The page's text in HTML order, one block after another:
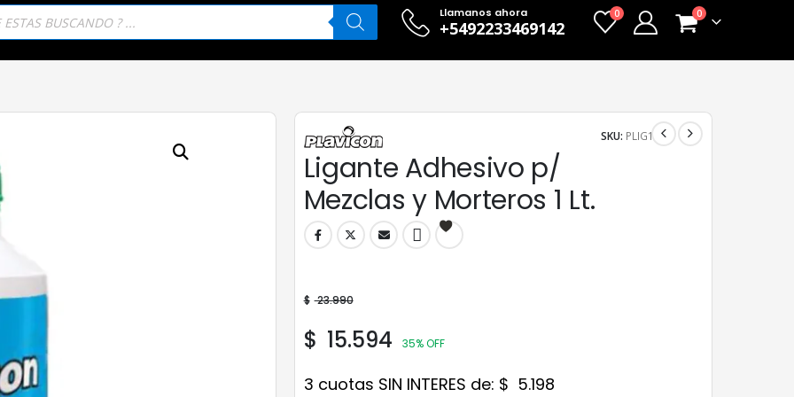
Llamanos ahora
+5492233469142
0 0
Ligante Adhesivo p/
Mezclas y Morteros 1 Lt.
SKU: PLIG1
$ 23.990
$ 15.594 35% OFF
3 cuotas SIN INTERES de: $ 5.198